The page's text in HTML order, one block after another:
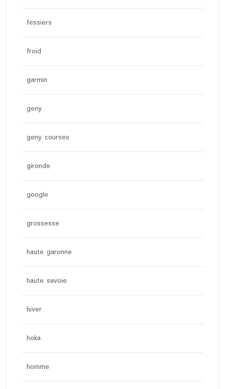
fessiers
froid
garmin
geny
geny courses
gironde
google
grossesse
haute garonne
haute savoie
hiver
hoka
homme